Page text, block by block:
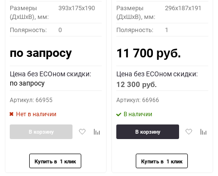
Размеры
(ДхШхВ), мм:
393x175x190
Полярность: 0
по запросу
Цена без ECOном скидки:
по запросу
Артикул: 66955
Нет в наличии
ДобавитьДобавить
В корзину
Размеры
(ДхШхВ), мм:
296х187х191
Полярность: 1
11 700 руб.
Цена без ECOном скидки:
12 300 руб.
Артикул: 66966
В наличии
Добавить
В корзину